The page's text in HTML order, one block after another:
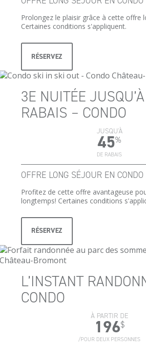
Prolongez le plaisir grâce à cette offre
Certaines conditions s'appliquent.
RÉSERVEZ
3E NUITÉE
RABAIS – CONDO
JUSQU'À
45%
DE RABAIS
OFFRE LONG SÉJOUR EN CONDO
Profitez de cette offre avantageuse
longtemps! Certaines conditions
RÉSERVEZ
L’INSTANT
CONDO
À PARTIR DE
196$
/POUR DEUX PERSONNES